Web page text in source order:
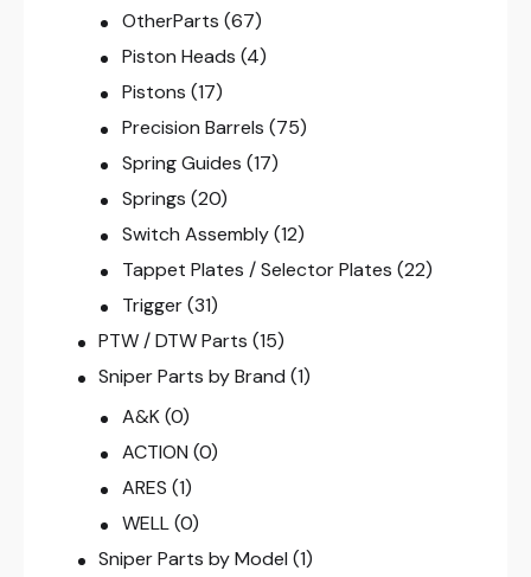
OtherParts (67)
Piston Heads (4)
Pistons (17)
Precision Barrels (75)
Spring Guides (17)
Springs (20)
Switch Assembly (12)
Tappet Plates / Selector Plates (22)
Trigger (31)
PTW / DTW Parts (15)
Sniper Parts by Brand (1)
A&K (0)
ACTION (0)
ARES (1)
WELL (0)
Sniper Parts by Model (1)